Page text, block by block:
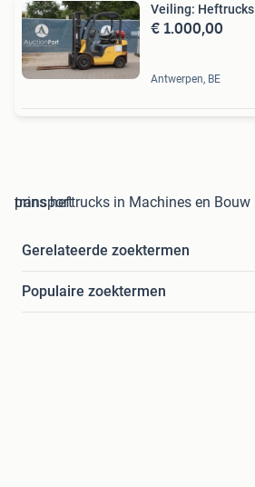
Veiling: Heftrucks
€ 1.000,00
Antwerpen, BE
prins heftrucks in Machines en Bouw | Heftrucks en Intern transport
Gerelateerde zoektermen
Populaire zoektermen